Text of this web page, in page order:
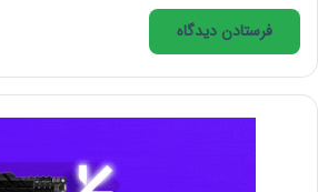
وقتی که همزمان روی چند پروژه برای
کار میکنید، سازماندهی و فنون
شماست. چطور یعنی؟ به این صورت
بصورت روزانه، میتوانید بهتر